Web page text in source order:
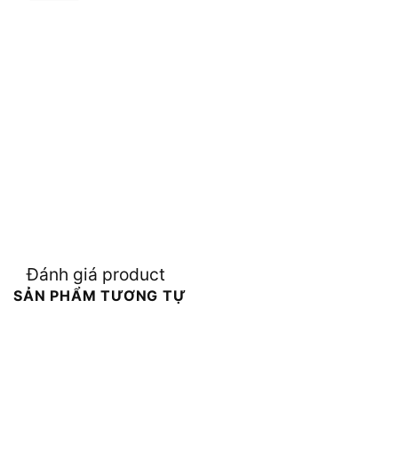
Đánh giá product
SẢN PHẨM TƯƠNG TỰ